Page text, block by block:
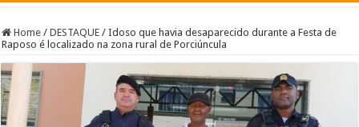
Home / DESTAQUE / Idoso que havia desaparecido durante a Festa de
Raposo é localizado na zona rural de Porciúncula